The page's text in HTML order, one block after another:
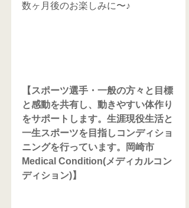
数ヶ月後のお楽しみに〜♪
【スポーツ選手・一般の方々と目標
と感動を共有し、動きやすい体作り
をサポートします。生涯現役生活と
一生スポーツを目指しコンディショ
ニングを行っています。岡崎市
Medical Condition(メディカルコン
ディション)】